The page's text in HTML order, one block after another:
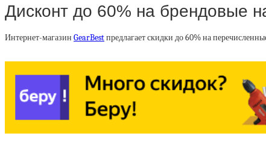
Дисконт до 60% на брендовые
Интернет-магазин GearBestпредлагает скидки до 60% на